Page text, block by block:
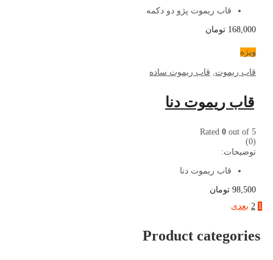
قاب ریموت پژو دو دکمه
168,000 تومان
ویژه
قاب ریموت قاب ریموت ساده
قاب ریموت دنا
Rated 0 out of 5
(0)
توضیحات:
قاب ریموت دنا
98,500 تومان
1
2 بعدی
Product categories